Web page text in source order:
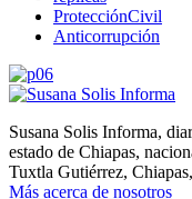
ProtecciónCivil
Anticorrupción
Susana Solis Informa,
estado de Chiapas,
Tuxtla Gutiérrez,
Más acerca de nosotros